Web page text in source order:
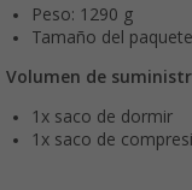
Peso: 1290 g
Tamaño del
Volumen de
1x saco de dormir
1x saco de